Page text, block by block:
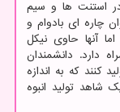
استنت ها و سیم
چاره ای بادوام و
آنها حاوی نیکل
دارد. دانشمندان
کنند که به اندازه
شاهد تولید انبوه